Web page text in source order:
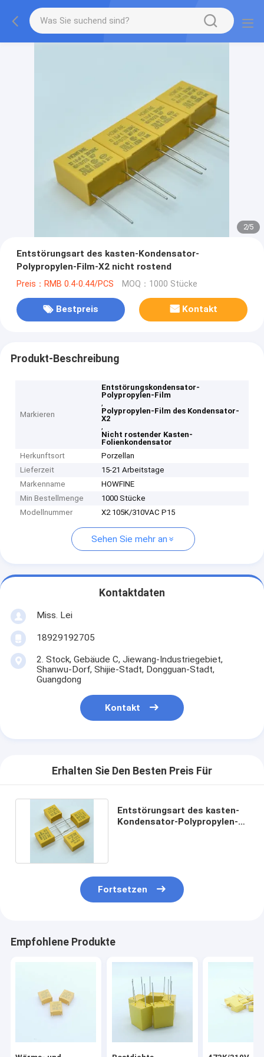
2/5
Entstörungsart des kasten-Kondensator-
Polypropylen-Film-X2 nicht rostend
Preis：RMB 0.4-0.44/PCS MOQ：1000 Stücke
Bestpreis Kontakt
Produkt-Beschreibung
Markieren
Entstörungskondensator-
Polypropylen-Film
,
Polypropylen-Film des Kondensator-
X2
,
Nicht rostender Kasten-
Folienkondensator
Herkunftsort
Porzellan
Lieferzeit
15-21 Arbeitstage
Markenname
HOWFINE
Min Bestellmenge
1000 Stücke
Modellnummer
X2 105K/310VAC P15
Sehen Sie mehr an
Kontaktdaten
Miss. Lei
18929192705
2. Stock, Gebäude C, Jiewang-Industriegebiet,
Shanwu-Dorf, Shijie-Stadt, Dongguan-Stadt,
Guangdong
Kontakt
Erhalten Sie Den Besten Preis Für
Entstörungsart des kasten-
Kondensator-Polypropylen-
Fortsetzen
Empfohlene Produkte